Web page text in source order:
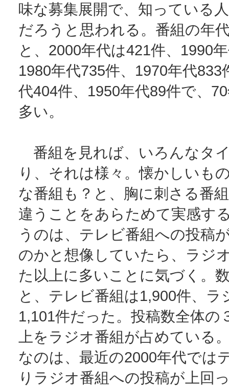
味な募集展開で、知っている
だろうと思われる。番組の年
と、2000年代は421件、1990
1980年代735件、1970年代833
代404件、1950年代89件で、
多い。
番組を見れば、いろんなタ
り、それは様々。懐かしいも
な番組も？と、胸に刺さる番
違うことをあらためて実感す
うのは、テレビ番組への投稿
のかと想像していたら、ラジ
た以上に多いことに気づく。
と、テレビ番組は1,900件、ラ
1,101件だった。投稿数全体の
上をラジオ番組が占めている
なのは、最近の2000年代では
りラジオ番組への投稿が上回